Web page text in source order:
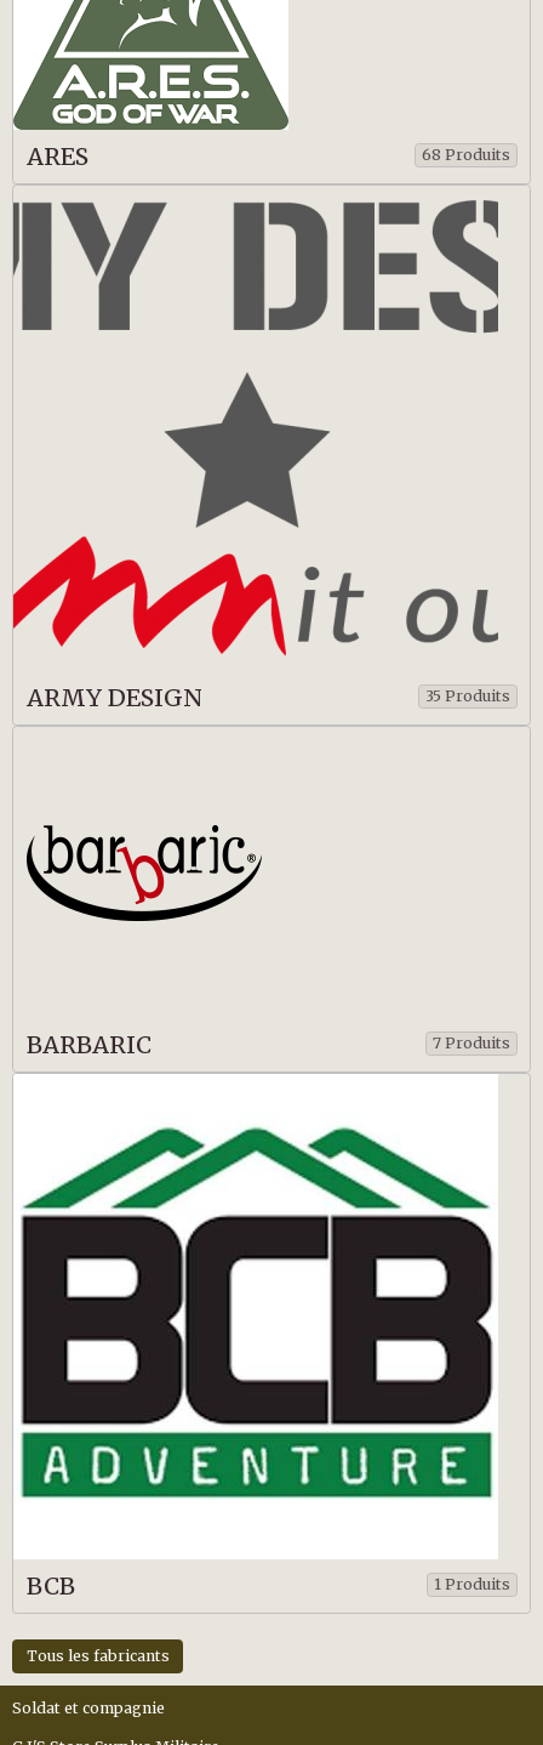
ARES 68 Produits
ARMY DESIGN 35 Produits
BARBARIC 7 Produits
BCB 1 Produits
Tous les fabricants
Soldat et compagnie